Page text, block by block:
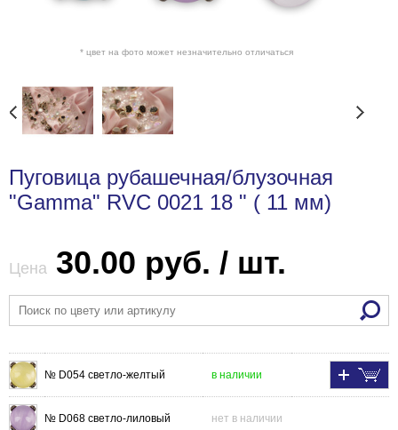
* цвет на фото может незначительно отличаться
Пуговица рубашечная/блузочная
"Gamma" RVC 0021 18 " ( 11 мм)
Цена 30.00 руб. / шт.
№ D054 светло-желтый в наличии
№ D068 светло-лиловый нет в наличии